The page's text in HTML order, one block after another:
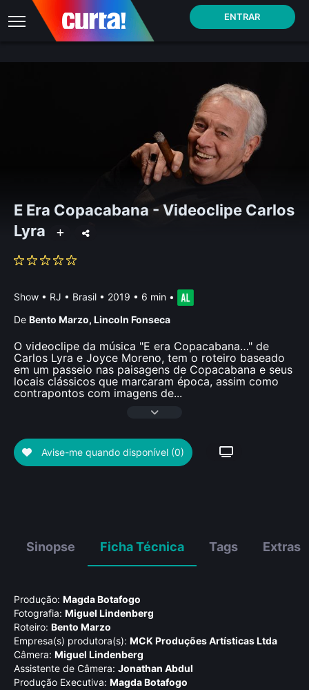
ENTRAR
E Era Copacabana - Videoclipe Carlos
Lyra
Show • RJ • Brasil • 2019 • 6 min •
De Bento Marzo, Lincoln Fonseca
O videoclipe da música "E era Copacabana…" de
Carlos Lyra e Joyce Moreno, tem o roteiro baseado
em um passeio nas paisagens de Copacabana e seus
locais clássicos que marcaram época, assim como
contrapontos com imagens de...
Avise-me quando disponível (0)
Sinopse Ficha Técnica Tags Extras
Produção: Magda Botafogo
Fotografia: Miguel Lindenberg
Roteiro: Bento Marzo
Empresa(s) produtora(s): MCK Produções Artí­sticas Ltda
Câmera: Miguel Lindenberg
Assistente de Câmera: Jonathan Abdul
Produção Executiva: Magda Botafogo